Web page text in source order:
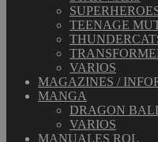
TEENAGE
VARIOS
MAGAZINES /
MANGA
DRAGON
VARIOS
MANUALES ROL